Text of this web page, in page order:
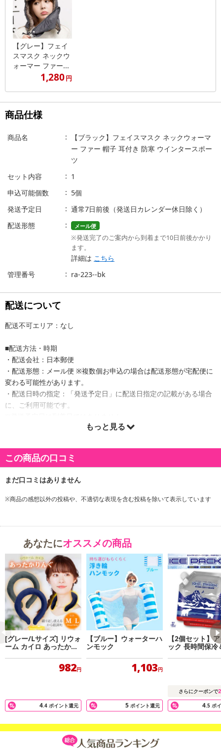
【グレー】フェイ
スマスク ネックウ
ォーマー ファー...
1,280円
商品仕様
商品名
【ブラック】フェイスマスク ネックウォーマ
ー ファー 帽子 耳付き 防寒 ウインタースポー
ツ
セット内容
1
申込可能個数
5個
発送予定日
通常7日前後（発送日カレンダー休日除く）
配送形態
メール便
※発送完了のご案内から到着まで10日前後かかり
ます。
詳細は こちら
管理番号
ra-223--bk
配送について
配送不可エリア：なし
■配送方法・時期
・配送会社：日本郵便
・配送形態：メール便 ※複数個お申込の場合は配送形態が宅配便に
変わる可能性があります。
・配送日時の指定：「発送予定日」に配送日指定の記載がある場合
に、ご利用可能です。
・商品は「Trend Market」より出荷します。
商品詳細
た着け心地です。サイド部分は邪魔にならないよう、ベルトで固定
・商品カラー：ブラック
・商品サイズ：フリーサイズ
注意事項
【賞味・消費期限のある商品について】
商品到着時点でのお日持ち期間は、配送日数などにより異なります
のでご了承ください。
【キャンセルについて】
※お申込み後のキャンセルはお受けできません。
記載されている内容を必ずご確認いただき、お届けする商品セット
※パッケージ変更や商品リニューアル（成分など含む）等により、
参考の掲載画像や画像内のバーコードなど、お届け商品と多少異な
また、[新たな加工食品の原料原産地表示制度]の経過措置期間の終
了により、商品詳細内に記載の原産国・原材料の表記が旧表記の場
もっと見る
この商品の口コミ
※商品の感想以外の投稿や、不適切な表現を含む投稿を除いて表示しています
あなたにオススメの商品
[グレー/Lサイズ] リウォ
ーム カイロ あったかり
982円
4.4 ポイント還元
【ブルー】ウォーターハ
ンモック
1,103円
5 ポイント還元
【2個セット】
ック 長時間保冷
ムタイプ
さらにクーポンで
4.5 ポ